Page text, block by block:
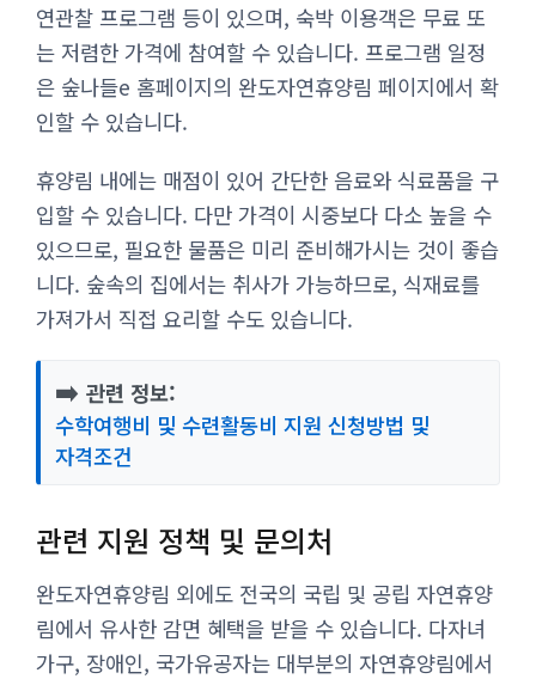
연관찰 프로그램 등이 있으며, 숙박 이용객은 무료 또
는 저렴한 가격에 참여할 수 있습니다. 프로그램 일정
은 숲나들e 홈페이지의 완도자연휴양림 페이지에서 확
인할 수 있습니다.
휴양림 내에는 매점이 있어 간단한 음료와 식료품을 구
입할 수 있습니다. 다만 가격이 시중보다 다소 높을 수
있으므로, 필요한 물품은 미리 준비해가시는 것이 좋습
니다. 숲속의 집에서는 취사가 가능하므로, 식재료를
가져가서 직접 요리할 수도 있습니다.
➡️ 관련 정보:
수학여행비 및 수련활동비 지원 신청방법 및
자격조건
관련 지원 정책 및 문의처
완도자연휴양림 외에도 전국의 국립 및 공립 자연휴양
림에서 유사한 감면 혜택을 받을 수 있습니다. 다자녀
가구, 장애인, 국가유공자는 대부분의 자연휴양림에서